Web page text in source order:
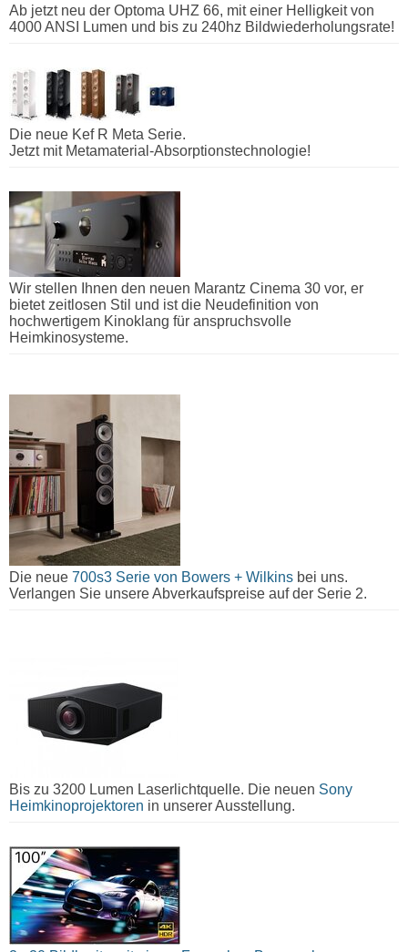
Ab jetzt neu der Optoma UHZ 66, mit einer Helligkeit von
4000 ANSI Lumen und bis zu 240hz Bildwiederholungsrate!
Die neue Kef R Meta Serie.
Jetzt mit Metamaterial-Absorptionstechnologie!
Wir stellen Ihnen den neuen Marantz Cinema 30 vor, er
bietet zeitlosen Stil und ist die Neudefinition von
hochwertigem Kinoklang für anspruchsvolle
Heimkinosysteme.
Die neue 700s3 Serie von Bowers + Wilkins bei uns.
Verlangen Sie unsere Abverkaufspreise auf der Serie 2.
Bis zu 3200 Lumen Laserlichtquelle. Die neuen Sony
Heimkinoprojektoren in unserer Ausstellung.